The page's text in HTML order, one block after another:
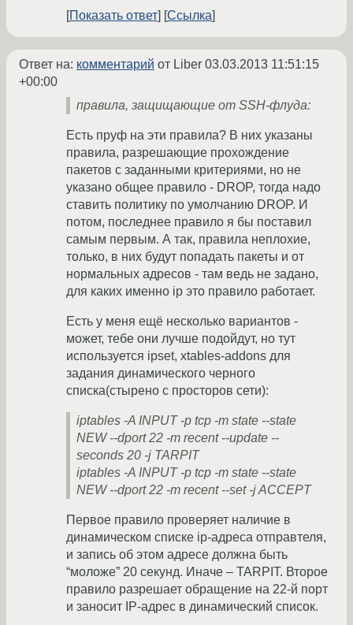
Показать ответ Ссылка
Ответ на: комментарий от Liber 03.03.2013 11:51:15
+00:00
правила, защищающие от SSH-флуда:
Есть пруф на эти правила? В них указаны
правила, разрешающие прохождение
пакетов с заданными критериями, но не
указано общее правило - DROP, тогда надо
ставить политику по умолчанию DROP. И
потом, последнее правило я бы поставил
самым первым. А так, правила неплохие,
только, в них будут попадать пакеты и от
нормальных адресов - там ведь не задано,
для каких именно ip это правило работает.
Есть у меня ещё несколько вариантов -
может, тебе они лучше подойдут, но тут
используется ipset, xtables-addons для
задания динамического черного
списка(стырено с просторов сети):
iptables -A INPUT -p tcp -m state --state
NEW --dport 22 -m recent --update --
seconds 20 -j TARPIT
iptables -A INPUT -p tcp -m state --state
NEW --dport 22 -m recent --set -j ACCEPT
Первое правило проверяет наличие в
динамическом списке ip-адреса отправтеля,
и запись об этом адресе должна быть
“моложе” 20 секунд. Иначе – TARPIT. Второе
правило разрешает обращение на 22-й порт
и заносит IP-адрес в динамический список.